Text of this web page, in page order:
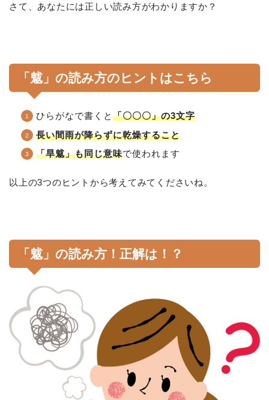
さて、あなたには正しい読み方がわかりますか？
「魃」の読み方のヒントはこちら
ひらがなで書くと 「〇〇〇」の3文字
長い間雨が降らずに乾燥すること
「旱魃」も同じ意味で使われます
以上の3つのヒントから考えてみてくださいね。
「魃」の読み方！正解は！？